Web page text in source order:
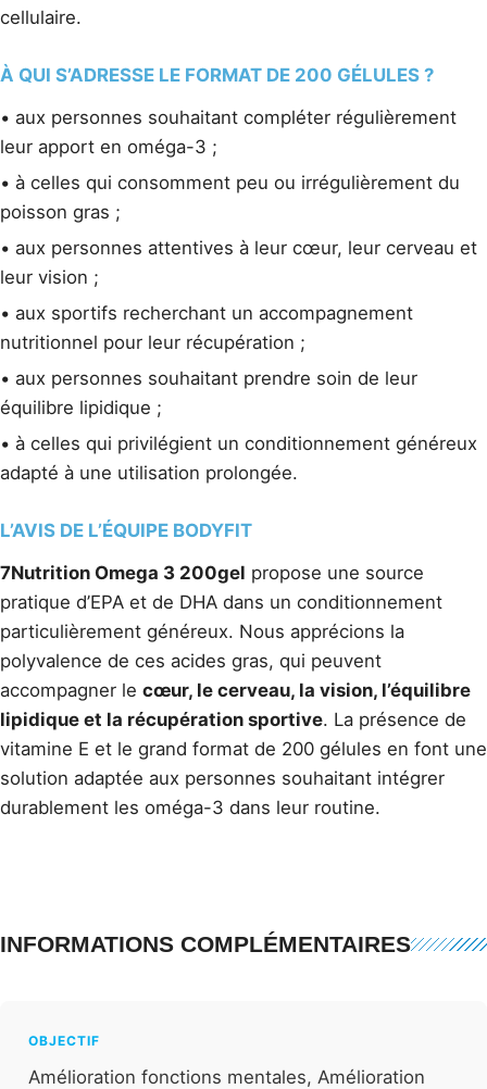
cellulaire.
À QUI S’ADRESSE LE FORMAT DE 200 GÉLULES ?
• aux personnes souhaitant compléter régulièrement
leur apport en oméga-3 ;
• à celles qui consomment peu ou irrégulièrement du
poisson gras ;
• aux personnes attentives à leur cœur, leur cerveau et
leur vision ;
• aux sportifs recherchant un accompagnement
nutritionnel pour leur récupération ;
• aux personnes souhaitant prendre soin de leur
équilibre lipidique ;
• à celles qui privilégient un conditionnement généreux
adapté à une utilisation prolongée.
L’AVIS DE L’ÉQUIPE BODYFIT
7Nutrition Omega 3 200gel propose une source
pratique d’EPA et de DHA dans un conditionnement
particulièrement généreux. Nous apprécions la
polyvalence de ces acides gras, qui peuvent
accompagner le cœur, le cerveau, la vision, l’équilibre
lipidique et la récupération sportive. La présence de
vitamine E et le grand format de 200 gélules en font une
solution adaptée aux personnes souhaitant intégrer
durablement les oméga-3 dans leur routine.
INFORMATIONS COMPLÉMENTAIRES
OBJECTIF
Amélioration fonctions mentales, Amélioration